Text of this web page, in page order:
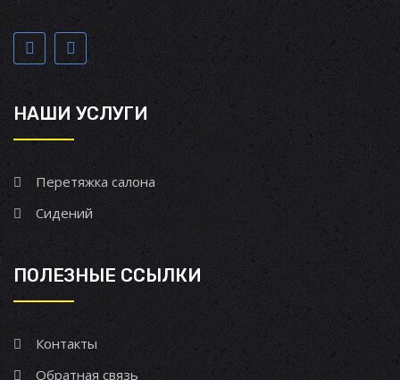
НАШИ УСЛУГИ
Перетяжка салона
Сидений
ПОЛЕЗНЫЕ ССЫЛКИ
Контакты
Обратная связь